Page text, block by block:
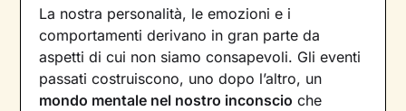
La nostra personalità, le emozioni e i
comportamenti derivano in gran parte da
aspetti di cui non siamo consapevoli. Gli eventi
passati costruiscono, uno dopo l’altro, un
mondo mentale nel nostro inconscio che